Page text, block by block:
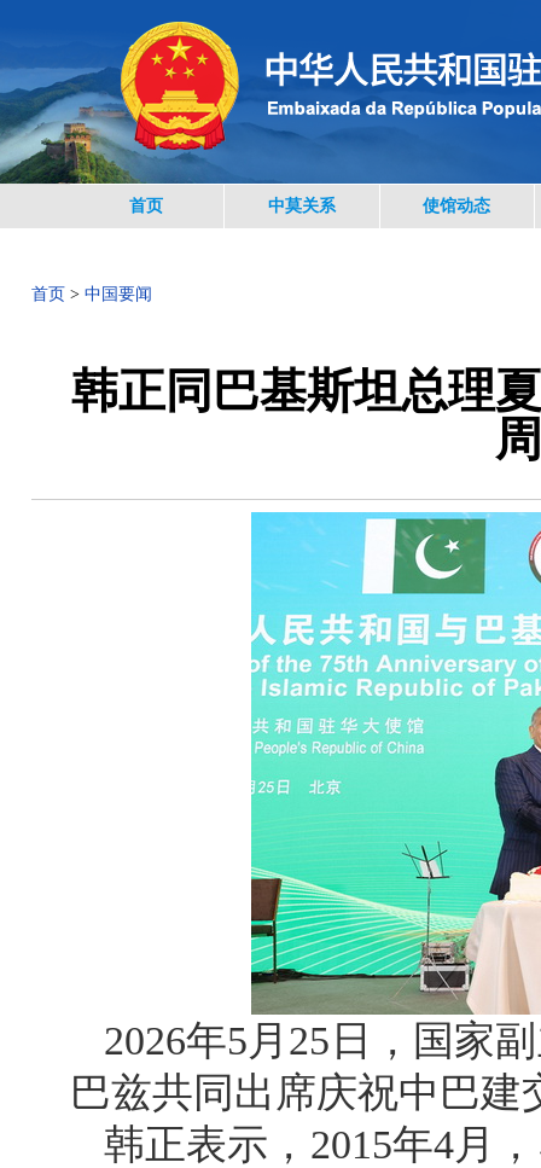
首页 中莫关系 使馆动态
首页 > 中国要闻
韩正同巴基斯坦总理
2026年5月25日，国家
巴兹共同出席庆祝中巴
韩正表示，2015年4月